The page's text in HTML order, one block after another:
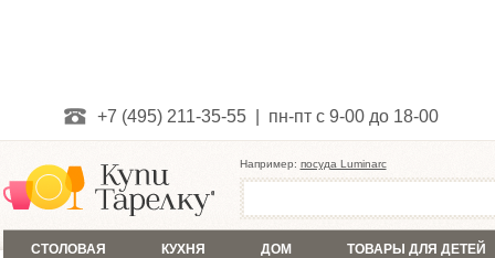
+7 (495) 211-35-55 | пн-пт с 9-00 до 18-00
Например: посуда Luminarc
СТОЛОВАЯ КУХНЯ ДОМ ТОВАРЫ ДЛЯ ДЕТЕЙ